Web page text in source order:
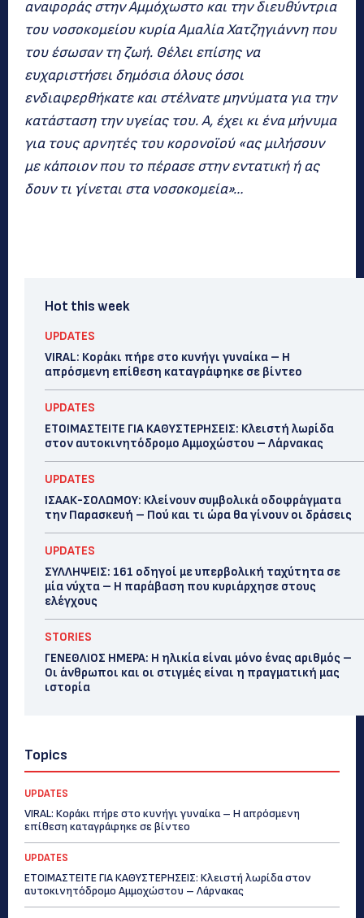
αναφοράς στην Αμμόχωστο και την διευθύντρια
του νοσοκομείου κυρία Αμαλία Χατζηγιάννη που
του έσωσαν τη ζωή. Θέλει επίσης να
ευχαριστήσει δημόσια όλους όσοι
ενδιαφερθήκατε και στέλνατε μηνύματα για την
κατάσταση την υγείας του. Α, έχει κι ένα μήνυμα
για τους αρνητές του κορονοϊού «ας μιλήσουν
με κάποιον που το πέρασε στην εντατική ή ας
δουν τι γίνεται στα νοσοκομεία»…
Hot this week
UPDATES
VIRAL: Κοράκι πήρε στο κυνήγι γυναίκα – Η
απρόσμενη επίθεση καταγράφηκε σε βίντεο
UPDATES
ΕΤΟΙΜΑΣΤΕΙΤΕ ΓΙΑ ΚΑΘΥΣΤΕΡΗΣΕΙΣ: Κλειστή λωρίδα
στον αυτοκινητόδρομο Αμμοχώστου – Λάρνακας
UPDATES
ΙΣΑΑΚ-ΣΟΛΩΜΟΥ: Κλείνουν συμβολικά οδοφράγματα
την Παρασκευή – Πού και τι ώρα θα γίνουν οι δράσεις
UPDATES
ΣΥΛΛΗΨΕΙΣ: 161 οδηγοί με υπερβολική ταχύτητα σε
μία νύχτα – Η παράβαση που κυριάρχησε στους
ελέγχους
STORIES
ΓΕΝΕΘΛΙΟΣ ΗΜΕΡΑ: Η ηλικία είναι μόνο ένας αριθμός –
Οι άνθρωποι και οι στιγμές είναι η πραγματική μας
ιστορία
Topics
UPDATES
VIRAL: Κοράκι πήρε στο κυνήγι γυναίκα – Η απρόσμενη
επίθεση καταγράφηκε σε βίντεο
UPDATES
ΕΤΟΙΜΑΣΤΕΙΤΕ ΓΙΑ ΚΑΘΥΣΤΕΡΗΣΕΙΣ: Κλειστή λωρίδα στον
αυτοκινητόδρομο Αμμοχώστου – Λάρνακας